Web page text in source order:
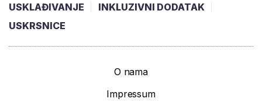
USKLAĐIVANJE
INKLUZIVNI DODATAK
USKRSNICE
O nama
Impressum